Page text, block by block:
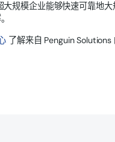
大规模企业能够快速可靠地
了解来自 Penguin Solutions